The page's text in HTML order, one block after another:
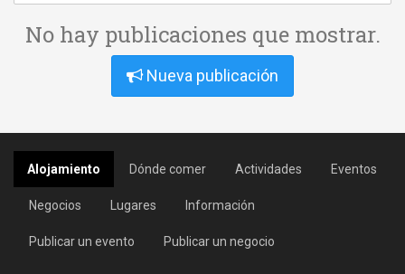
No hay publicaciones que mostrar.
Nueva publicación
Alojamiento Dónde comer Actividades Eventos
Negocios Lugares Información
Publicar un evento Publicar un negocio